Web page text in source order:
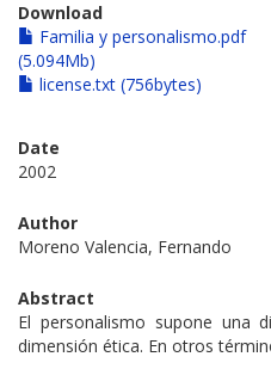
Download
Familia y personalismo.pdf
(5.094Mb)
license.txt (756bytes)
Date
2002
Author
Moreno Valencia, Fernando
Abstract
El personalismo supone una
dimensión ética. En otros